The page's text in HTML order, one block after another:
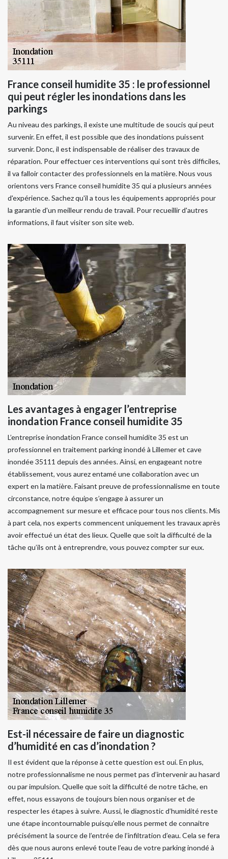
France conseil humidite 35 : le professionnel
qui peut régler les inondations dans les
parkings
Au niveau des parkings, il existe une multitude de soucis qui peut
survenir. En effet, il est possible que des inondations puissent
survenir. Donc, il est indispensable de réaliser des travaux de
réparation. Pour effectuer ces interventions qui sont très difficiles,
il va falloir contacter des professionnels en la matière. Nous vous
orientons vers France conseil humidite 35 qui a plusieurs années
d'expérience. Sachez qu'il a tous les équipements appropriés pour
la garantie d'un meilleur rendu de travail. Pour recueillir d'autres
informations, il faut visiter son site web.
Les avantages à engager l’entreprise
inondation France conseil humidite 35
L’entreprise inondation France conseil humidite 35 est un
professionnel en traitement parking inondé à Lillemer et cave
inondée 35111 depuis des années. Ainsi, en engageant notre
établissement, vous aurez entamé une collaboration avec un
expert en la matière. Faisant preuve de professionnalisme en toute
circonstance, notre équipe s’engage à assurer un
accompagnement sur mesure et efficace pour tous nos clients. Mis
à part cela, nos experts commencent uniquement les travaux après
avoir effectué un état des lieux. Quelle que soit la difficulté de la
tâche qu’ils ont à entreprendre, vous pouvez compter sur eux.
Est-il nécessaire de faire un diagnostic
d’humidité en cas d’inondation ?
Il est évident que la réponse à cette question est oui. En plus,
notre professionnalisme ne nous permet pas d’intervenir au hasard
ou par impulsion. Quelle que soit la difficulté de notre tâche, en
effet, nous essayons de toujours bien nous organiser et de
respecter les étapes à suivre. Aussi, le diagnostic d’humidité reste
une étape incontournable puisqu’elle nous permet de connaitre
précisément la source de l’entrée de l’infiltration d’eau. Cela se fera
dès que nous aurons enlevé toute l’eau de votre parking inondé à